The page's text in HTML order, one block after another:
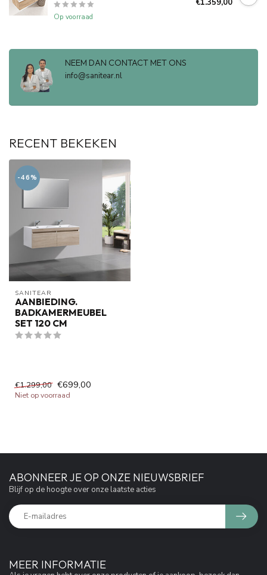
Op voorraad
NEEM DAN CONTACT MET ONS
info@sanitear.nl
RECENT BEKEKEN
-46%
SANITEAR
AANBIEDING.
BADKAMERMEUBEL
SET 120 CM
€1.299,00 €699,00
Niet op voorraad
MEER INFORMATIE
ABONNEER JE OP ONZE NIEUWSBRIEF
Blijf op de hoogte over onze laatste acties